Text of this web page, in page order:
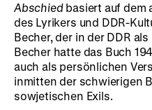
Abschiedbasiert auf dem
des Lyrikers und DDR-
Becher, der in der DDR
Becher hatte das Buch
auch als persönlichen
inmitten der schwierigen
sowjetischen Exils.